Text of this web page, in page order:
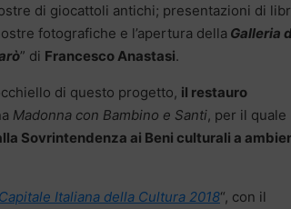
di giocattoli antichi; presentazioni di
fotografiche e l’apertura della Galleria
” di Francesco Anastasi.
di questo progetto, il restauro
Madonna con Bambino e Santi, per il quale
Sovrintendenza ai Beni culturali a
Italiana della Cultura 2018“, con il